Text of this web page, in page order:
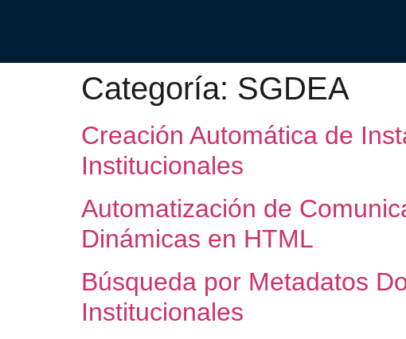
Categoría: SGDEA
Creación Automática de
Institucionales
Automatización de
Dinámicas en HTML
Búsqueda por Metadatos
Institucionales